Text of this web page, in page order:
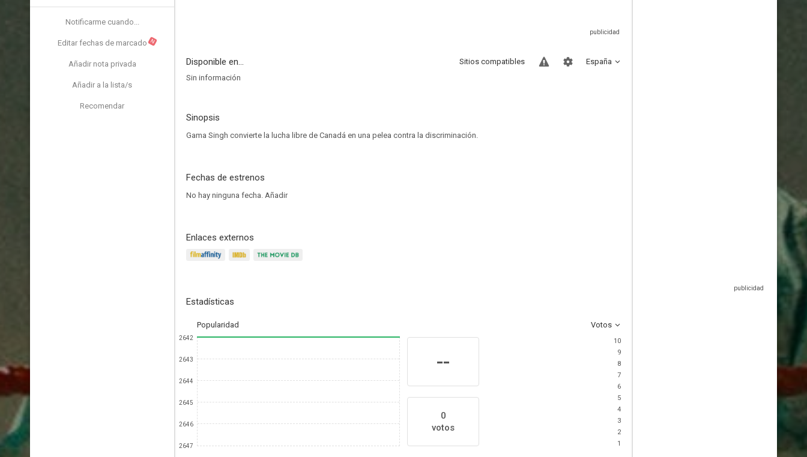
Notificarme cuando...
Editar fechas de marcado N
Añadir nota privada
Añadir a la lista/s
Recomendar
Disponible en... España
Sitios compatibles
Sin información
Sinopsis
Gama Singh convierte la lucha libre de Canadá en una pelea contra la discriminación.
Fechas de estrenos
No hay ninguna fecha. Añadir
Enlaces externos
Estadísticas
Popularidad Votos
2642
2643
2644
2645
2646
2647
--
0
votos
10
9
8
7
6
5
4
3
2
1